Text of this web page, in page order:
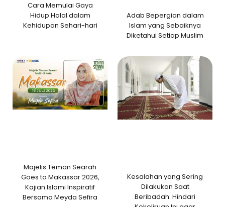
Cara Memulai Gaya
Hidup Halal dalam
Kehidupan Sehari-hari
Adab Bepergian dalam
Islam yang Sebaiknya
Diketahui Setiap Muslim
Majelis Teman Searah
Goes to Makassar 2026,
Kajian Islami Inspiratif
Bersama Meyda Sefira
Kesalahan yang Sering
Dilakukan Saat
Beribadah: Hindari